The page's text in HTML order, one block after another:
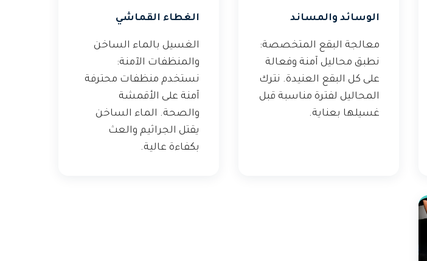
الوسائد والمساند
معالجة البقع المتخصصة:
نطبق محاليل آمنة وفعالة
على كل البقع العنيدة. نترك
المحاليل لفترة مناسبة قبل
غسيلها بعناية.
الغطاء القماشي
الغسيل بالماء الساخن
والمنظفات الآمنة:
نستخدم منظفات محترفة
آمنة على الأقمشة
والصحة. الماء الساخن
يقتل الجراثيم والعث
بكفاءة عالية.